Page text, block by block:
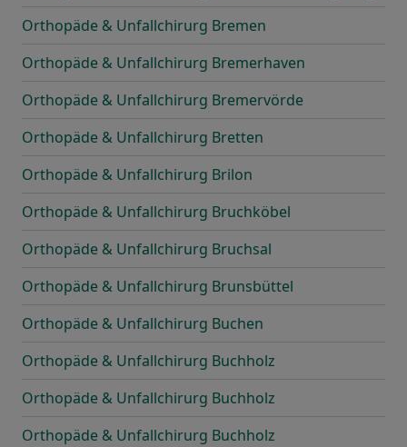
Orthopäde & Unfallchirurg Bremen
Orthopäde & Unfallchirurg Bremerhaven
Orthopäde & Unfallchirurg Bremervörde
Orthopäde & Unfallchirurg Bretten
Orthopäde & Unfallchirurg Brilon
Orthopäde & Unfallchirurg Bruchköbel
Orthopäde & Unfallchirurg Bruchsal
Orthopäde & Unfallchirurg Brunsbüttel
Orthopäde & Unfallchirurg Buchen
Orthopäde & Unfallchirurg Buchholz
Orthopäde & Unfallchirurg Buchholz
Orthopäde & Unfallchirurg Buchholz